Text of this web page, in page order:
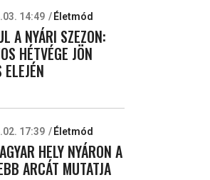
14:49 Életmód
A NYÁRI SZEZON:
HÉTVÉGE JÖN
17:39 Életmód
HELY NYÁRON A
ARCÁT MUTATJA